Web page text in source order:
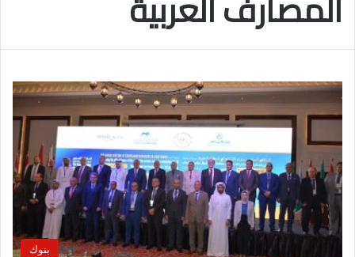
بنوك